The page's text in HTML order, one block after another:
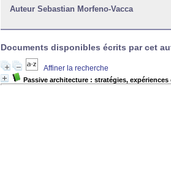
Auteur Sebastian Morfeno-Vacca
Documents disponibles écrits par cet
Affiner la recherche
Passive architecture : stratégies,